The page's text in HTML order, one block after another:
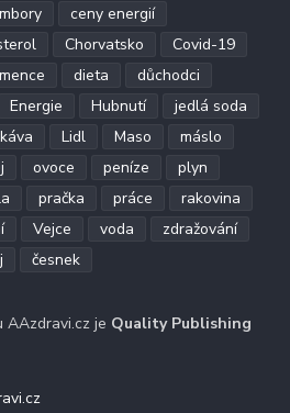
ceny energií
Chorvatsko
Covid-19
dieta
důchodci
Energie Hubnutí
jedlá soda
káva Lidl Maso
máslo
ovoce peníze
plyn
pračka práce
rakovina
Vejce voda
zdražování
česnek
AAzdravi.cz je Quality Publishing